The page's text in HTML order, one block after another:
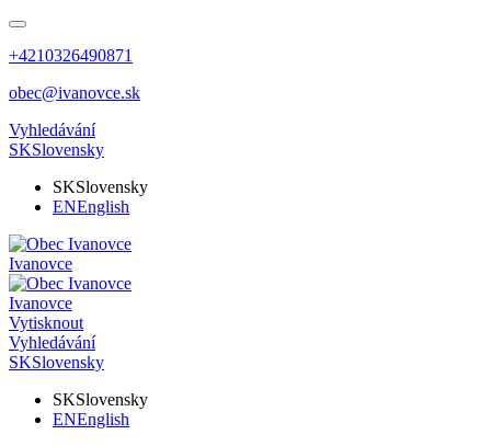
+4210326490871
obec@ivanovce.sk
Vyhledávání
SKSlovensky
SKSlovensky
ENEnglish
Ivanovce
Ivanovce
Vytisknout
Vyhledávání
SKSlovensky
SKSlovensky
ENEnglish